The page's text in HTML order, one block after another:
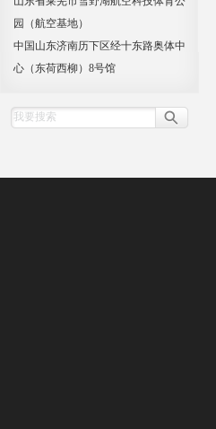
园（航空基地）
中国山东济南历下区经十东路奥体中
心（东荷西柳）8号馆